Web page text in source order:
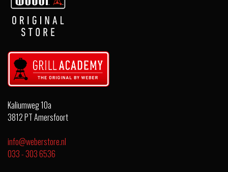
Kaliumweg 10a
3812 PT Amersfoort
info@weberstore.nl
033 - 303 6536